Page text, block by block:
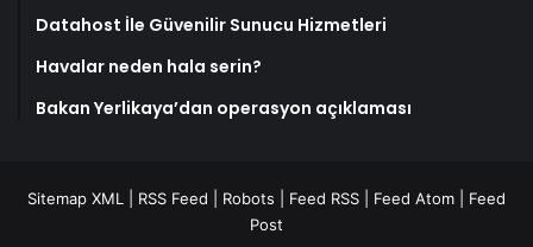
Datahost İle Güvenilir Sunucu Hizmetleri
Havalar neden hala serin?
Bakan Yerlikaya’dan operasyon açıklaması
Sitemap XML RSS Feed Robots Feed RSS Feed Atom
Feed
Post